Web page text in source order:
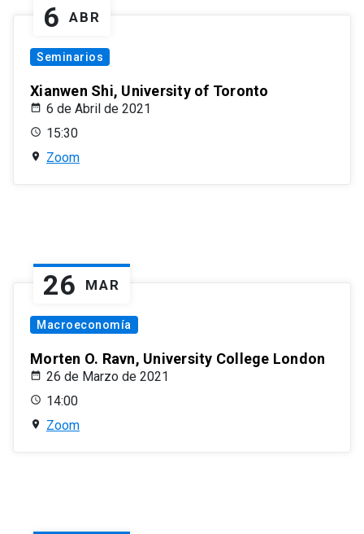
6 ABR
Seminarios
Xianwen Shi, University of Toronto
6 de Abril de 2021
15:30
Zoom
26 MAR
Macroeconomía
Morten O. Ravn, University College London
26 de Marzo de 2021
14:00
Zoom